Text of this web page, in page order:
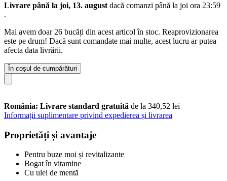
Livrare până la joi, 13. august dacă comanzi până la joi ora 23:59
.
Mai avem doar 26 bucăți din acest articol în stoc. Reaprovizionarea
este pe drum! Dacă sunt comandate mai multe, acest lucru ar putea
afecta data livrării.
În coșul de cumpărături
România: Livrare standard gratuită de la 340,52 lei
Informații suplimentare privind expedierea și livrarea
Proprietăți și avantaje
Pentru buze moi și revitalizante
Bogat în vitamine
Cu ulei de mentă